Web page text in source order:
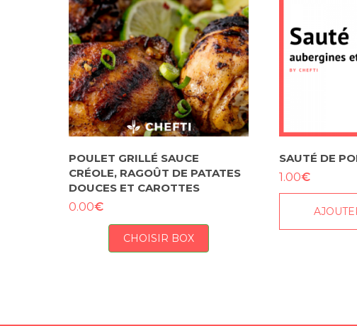
POULET GRILLÉ SAUCE
CRÉOLE, RAGOÛT DE PATATES
DOUCES ET CAROTTES
0.00€
CHOISIR BOX
SAUTÉ DE
1.00€